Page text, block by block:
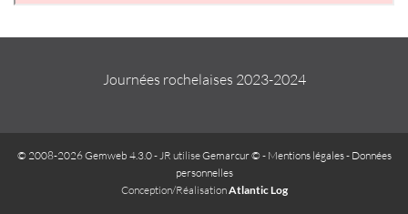
Journées rochelaises 2023-2024
© 2008-2026 Gemweb 4.3.0- JR utiliseGemarcur © - Mentions légales- Données
personnelles
Conception/RéalisationAtlantic Log